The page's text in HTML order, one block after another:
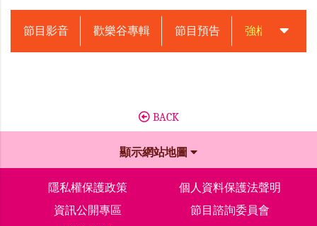
節目影音 歡樂谷專輯 節目預告 強檔動畫預告
BACK
顯示網站地圖
隱私權保護政策
個人資料保護法聲明
資訊公開專區
節目諮詢委員會